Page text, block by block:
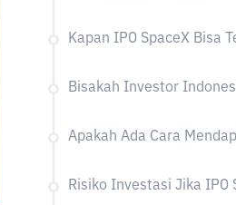
Kapan IPO SpaceX Bisa
Bisakah Investor
Apakah Ada Cara
Risiko Investasi Jika IPO